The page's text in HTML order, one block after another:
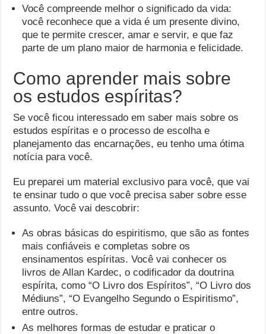
Você compreende melhor o significado da vida:
você reconhece que a vida é um presente divino,
que te permite crescer, amar e servir, e que faz
parte de um plano maior de harmonia e felicidade.
Como aprender mais sobre
os estudos espíritas?
Se você ficou interessado em saber mais sobre os
estudos espíritas e o processo de escolha e
planejamento das encarnações, eu tenho uma ótima
notícia para você.
Eu preparei um material exclusivo para você, que vai
te ensinar tudo o que você precisa saber sobre esse
assunto. Você vai descobrir:
As obras básicas do espiritismo, que são as fontes
mais confiáveis e completas sobre os
ensinamentos espíritas. Você vai conhecer os
livros de Allan Kardec, o codificador da doutrina
espírita, como “O Livro dos Espíritos”, “O Livro dos
Médiuns”, “O Evangelho Segundo o Espiritismo”,
entre outros.
As melhores formas de estudar e praticar o